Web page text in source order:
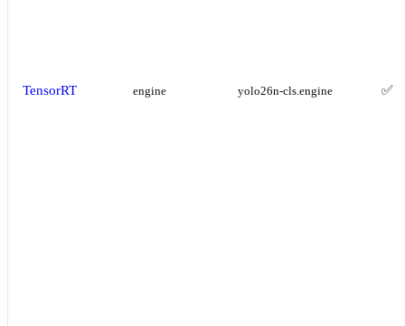
TensorRT engine yolo26n-cls.engine ✅